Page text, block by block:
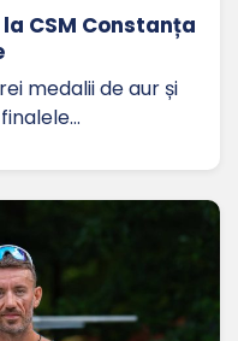
CSM Constanța
medalii de aur și